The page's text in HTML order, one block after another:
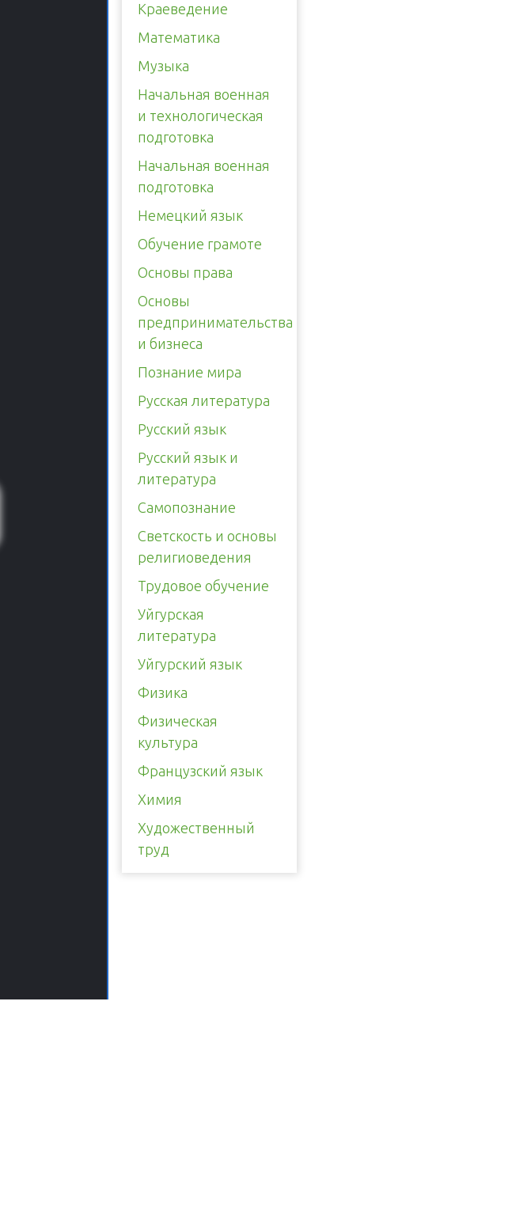
Краеведение
Математика
Музыка
Начальная военная
и технологическая
подготовка
Начальная военная
подготовка
Немецкий язык
Обучение грамоте
Основы права
Основы
предпринимательства
и бизнеса
Познание мира
Русская литература
Русский язык
Русский язык и
литература
Самопознание
Светскость и основы
религиоведения
Трудовое обучение
Уйгурская
литература
Уйгурский язык
Физика
Физическая
культура
Французский язык
Химия
Художественный
труд